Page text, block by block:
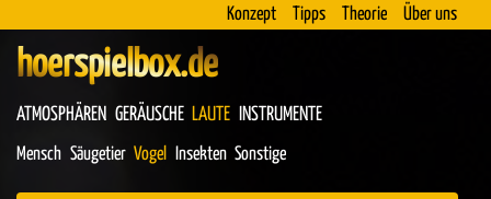
Konzept Tipps Theorie Über uns
hoerspielbox.de
ATMOSPHÄREN GERÄUSCHE LAUTE INSTRUMENTE
Mensch Säugetier Vogel Insekten Sonstige